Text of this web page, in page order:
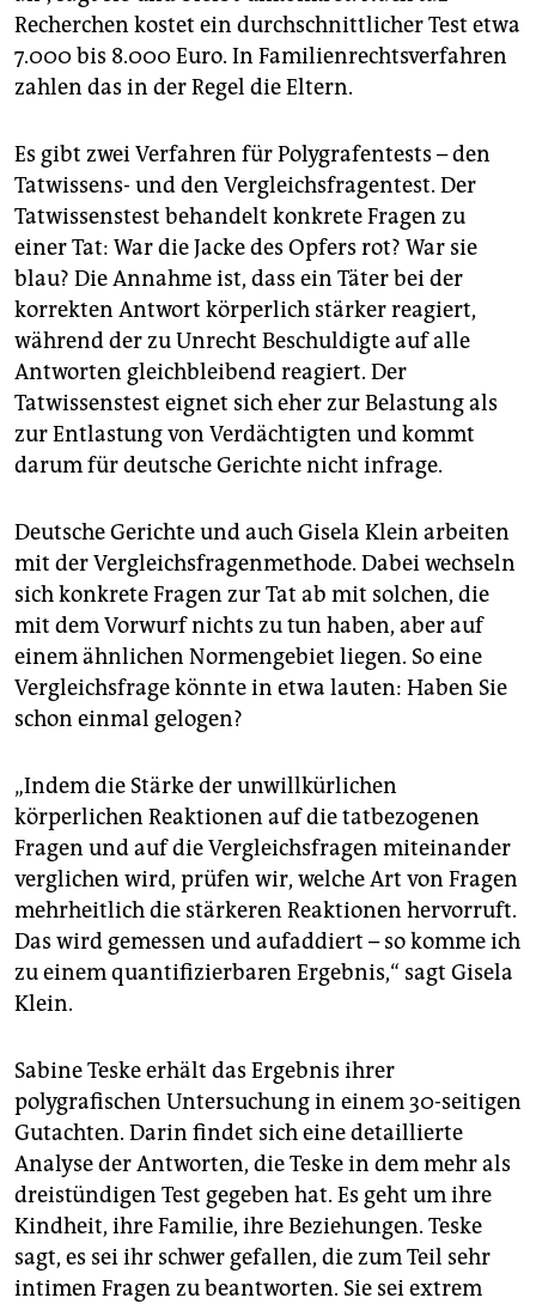
Recherchen kostet ein durchschnittlicher Test etwa
7.000 bis 8.000 Euro. In Familienrechtsverfahren
zahlen das in der Regel die Eltern.
Es gibt zwei Verfahren für Polygrafentests – den
Tatwissens- und den Vergleichsfragentest. Der
Tatwissenstest behandelt konkrete Fragen zu
einer Tat: War die Jacke des Opfers rot? War sie
blau? Die Annahme ist, dass ein Täter bei der
korrekten Antwort körperlich stärker reagiert,
während der zu Unrecht Beschuldigte auf alle
Antworten gleichbleibend reagiert. Der
Tatwissenstest eignet sich eher zur Belastung als
zur Entlastung von Verdächtigten und kommt
darum für deutsche Gerichte nicht infrage.
Deutsche Gerichte und auch Gisela Klein arbeiten
mit der Vergleichsfragenmethode. Dabei wechseln
sich konkrete Fragen zur Tat ab mit solchen, die
mit dem Vorwurf nichts zu tun haben, aber auf
einem ähnlichen Normengebiet liegen. So eine
Vergleichsfrage könnte in etwa lauten: Haben Sie
schon einmal gelogen?
„Indem die Stärke der unwillkürlichen
körperlichen Reaktionen auf die tatbezogenen
Fragen und auf die Vergleichsfragen miteinander
verglichen wird, prüfen wir, welche Art von Fragen
mehrheitlich die stärkeren Reaktionen hervorruft.
Das wird gemessen und aufaddiert – so komme ich
zu einem quantifizierbaren Ergebnis,“ sagt Gisela
Klein.
Sabine Teske erhält das Ergebnis ihrer
polygrafischen Untersuchung in einem 30-seitigen
Gutachten. Darin findet sich eine detaillierte
Analyse der Antworten, die Teske in dem mehr als
dreistündigen Test gegeben hat. Es geht um ihre
Kindheit, ihre Familie, ihre Beziehungen. Teske
sagt, es sei ihr schwer gefallen, die zum Teil sehr
intimen Fragen zu beantworten. Sie sei extrem